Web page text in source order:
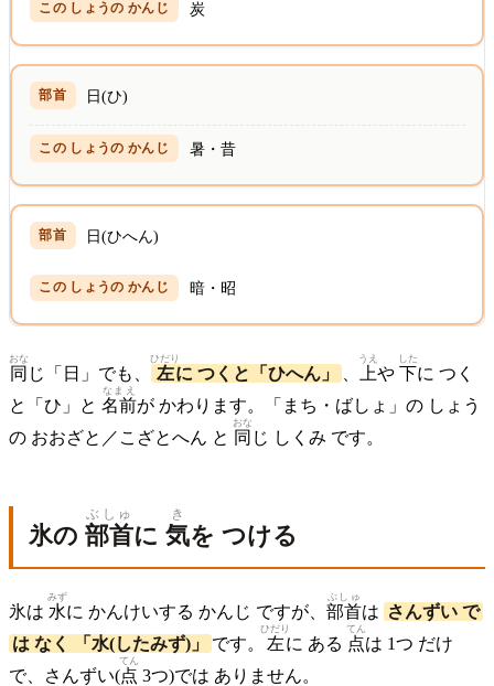
炭
日(ひ)
暑・昔
日(ひへん)
暗・昭
同
おな
じ「日」でも、 左
ひだり
に つくと「ひへん」 上
うえ
や 下
した
に つく
と「ひ」と 名前
なまえ
が かわります。「まち・ばしょ」の しょう
の おおざと／こざとへん と 同
おな
じ しくみ です。
氷の 部首
ぶしゅ
に 気
き
を つける
氷は 水
みず
に かんけいする かんじ ですが、 部首
ぶしゅ
は さんずい で
は なく 「水(したみず)」
です。 左
ひだり
に ある 点
てん
は 1つ だけ
で、さんずい(点
てん
3つ)では ありません。